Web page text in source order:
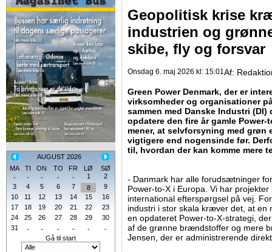
AUGUST 2026
MA
TI ON TO FR LØ
SØ
-
- - - - 1
2
3
4 5 6 7 8
9
10
11 12 13 14 15
16
17
18 19 20 21 22
23
24
25 26 27 28 29
30
31
- - - - -
-
Gå til start
Geopolitisk krise
industrien og
skibe, fly og forsvar
Onsdag 6. maj 2026 kl: 15:01Af:
Green Power Denmark, der er
virksomheder og organisationer
sammen med Danske Industri
opdatere den fire år gamle
mener, at selvforsyning med grøn
vigtigere end nogensinde før.
til, hvordan der kan komme mere
- Danmark har alle forudsætninger
Power-to-X i Europa. Vi har
international efterspørgsel på vej.
industri i stor skala kræver det, at en
en opdateret Power-to-X-strategi,
af de grønne brændstoffer og mere
Jensen, der er administrerende